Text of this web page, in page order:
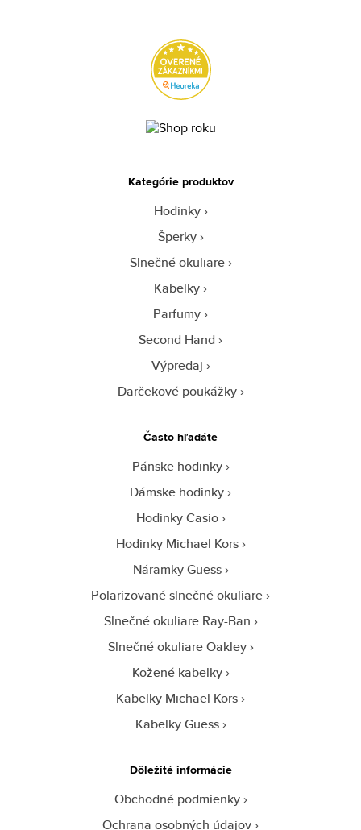
Kategórie produktov
Hodinky
Šperky
Slnečné okuliare
Kabelky
Parfumy
Second Hand
Výpredaj
Darčekové poukážky
Často hľadáte
Pánske hodinky
Dámske hodinky
Hodinky Casio
Hodinky Michael Kors
Náramky Guess
Polarizované slnečné okuliare
Slnečné okuliare Ray-Ban
Slnečné okuliare Oakley
Kožené kabelky
Kabelky Michael Kors
Kabelky Guess
Dôležité informácie
Obchodné podmienky
Ochrana osobných údajov